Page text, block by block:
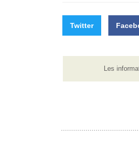
Twitter
Les